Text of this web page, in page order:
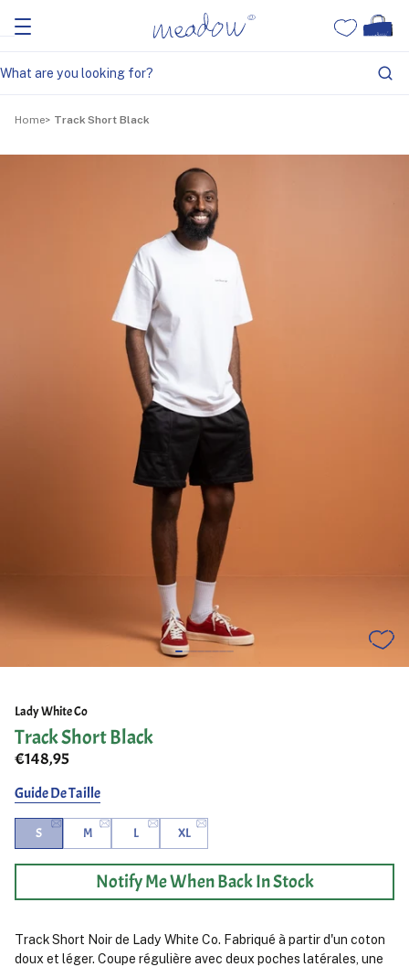
Home Track Short Black
Lady White Co
Track Short Black
€148,95
Guide De Taille
S M L XL
Notify Me When Back In Stock
Track Short Noir de Lady White Co. Fabriqué à partir d'un coton
doux et léger. Coupe régulière avec deux poches latérales, une